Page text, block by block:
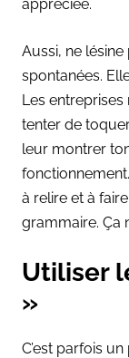
appréciée.
Aussi, ne
spontanées.
Les entreprises
tenter de
leur montrer
fonctionnement.
à relire et à
grammaire. Ça
Utiliser
»
C’est parfois